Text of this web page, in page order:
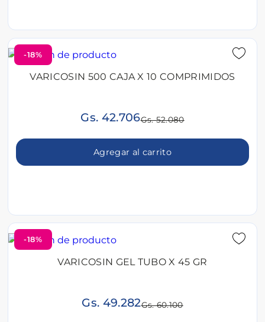
-18%
VARICOSIN 500 CAJA X 10 COMPRIMIDOS
Gs. 42.706Gs. 52.080
Agregar al carrito
-18%
VARICOSIN GEL TUBO X 45 GR
Gs. 49.282Gs. 60.100